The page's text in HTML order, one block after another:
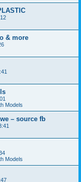
& more
Models
– source fb
Models